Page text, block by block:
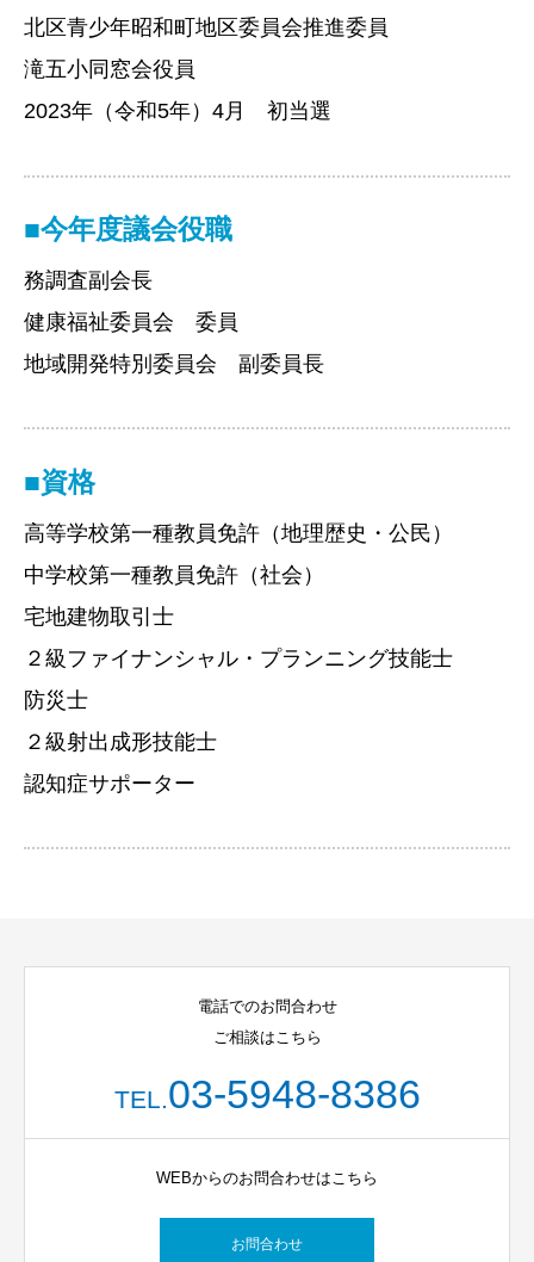
北区青少年昭和町地区委員会推進委員
滝五小同窓会役員
2023年（令和5年）4月 初当選
■今年度議会役職
務調査副会長
健康福祉委員会 委員
地域開発特別委員会 副委員長
■資格
高等学校第一種教員免許（地理歴史・公民）
中学校第一種教員免許（社会）
宅地建物取引士
２級ファイナンシャル・プランニング技能士
防災士
２級射出成形技能士
認知症サポーター
電話でのお問合わせ
ご相談はこちら
TEL.03-5948-8386
WEBからのお問合わせはこちら
お問合わせ